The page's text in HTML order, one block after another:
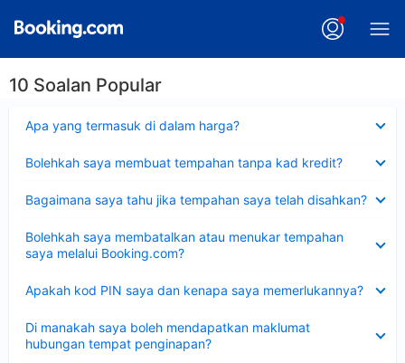
10 Soalan Popular
Apa yang termasuk di dalam harga?
Bolehkah saya membuat tempahan tanpa kad kredit?
Bagaimana saya tahu jika tempahan saya telah disahkan?
Bolehkah saya membatalkan atau menukar tempahan
saya melalui Booking.com?
Apakah kod PIN saya dan kenapa saya memerlukannya?
Di manakah saya boleh mendapatkan maklumat
hubungan tempat penginapan?